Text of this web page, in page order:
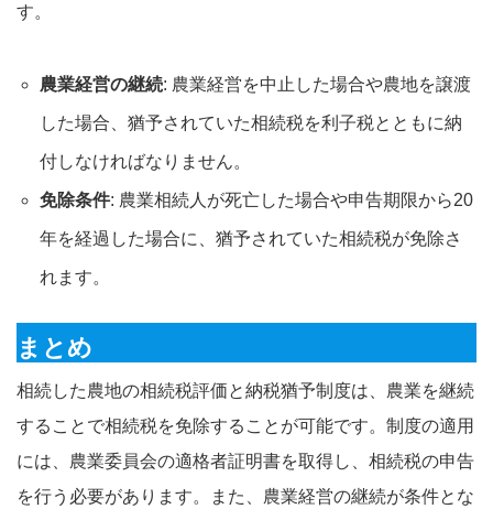
す。
農業経営の継続: 農業経営を中止した場合や農地を譲渡
した場合、猶予されていた相続税を利子税とともに納
付しなければなりません。
免除条件: 農業相続人が死亡した場合や申告期限から20
年を経過した場合に、猶予されていた相続税が免除さ
れます。
まとめ
相続した農地の相続税評価と納税猶予制度は、農業を継続
することで相続税を免除することが可能です。制度の適用
には、農業委員会の適格者証明書を取得し、相続税の申告
を行う必要があります。また、農業経営の継続が条件とな